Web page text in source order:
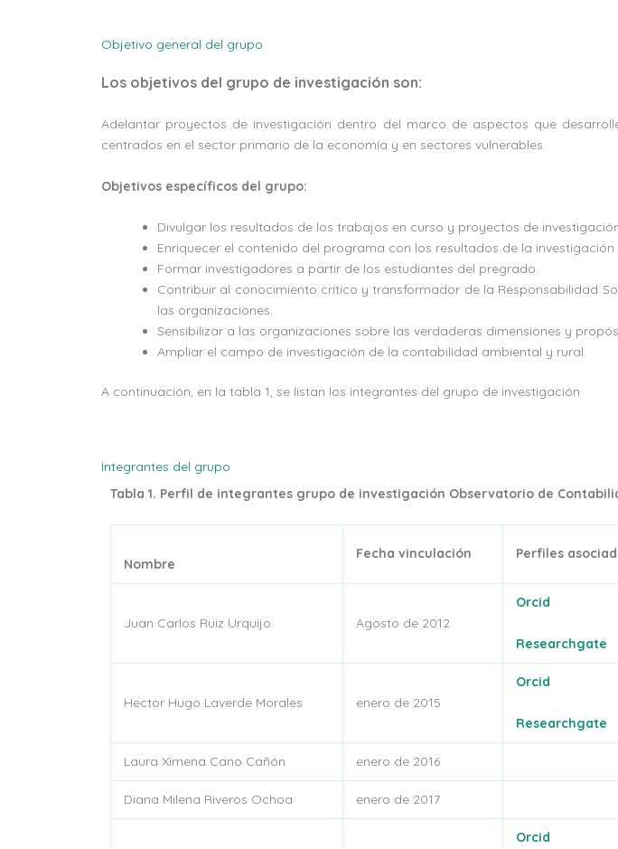
Objetivo general del grupo
Los objetivos del grupo de investigación son:
Adelantar proyectos de investigación dentro del marco de aspectos que
centrados en el sector primario de la economía y en sectores vulnerables.
Objetivos específicos del grupo:
Divulgar los resultados de los trabajos en curso y proyectos de
Enriquecer el contenido del programa con los resultados de la investigación.
Formar investigadores a partir de los estudiantes del pregrado.
Contribuir al conocimiento crítico y transformador de la Responsabilidad
las organizaciones.
Sensibilizar a las organizaciones sobre las verdaderas dimensiones y
Ampliar el campo de investigación de la contabilidad ambiental y rural.
A continuación, en la tabla 1, se listan los integrantes del grupo de investigación
Integrantes del grupo
Tabla 1. Perfil de integrantes grupo de investigación Observatorio de
Nombre
Fecha vinculación Perfiles
Juan Carlos Ruiz Urquijo Agosto de 2012
Orcid
Researchgate
Hector Hugo Laverde Morales enero de 2015
Orcid
Researchgate
Laura Ximena Cano Cañón enero de 2016
Diana Milena Riveros Ochoa enero de 2017
Orcid